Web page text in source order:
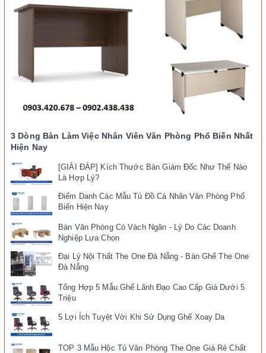
3 Dòng Bàn Làm Việc Nhân Viên Văn Phòng Phổ Biến Nhất
Hiện Nay
[GIẢI ĐÁP] Kích Thước Bàn Giám Đốc Như Thế Nào
Là Hợp Lý?
Điểm Danh Các Mẫu Tủ Đồ Cá Nhân Văn Phòng Phổ
Biến Hiện Nay
Bàn Văn Phòng Có Vách Ngăn - Lý Do Các Doanh
Nghiệp Lựa Chọn
Đại Lý Nội Thất The One Đà Nẵng - Bàn Ghế The One
Đà Nẵng
Tổng Hợp 5 Mẫu Ghế Lãnh Đạo Cao Cấp Giá Dưới 5
Triệu
5 Lợi Ích Tuyệt Vời Khi Sử Dụng Ghế Xoay Da
TOP 3 Mẫu Hộc Tủ Văn Phòng The One Giá Rẻ Chất